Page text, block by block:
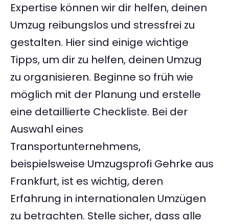
Expertise können wir dir helfen, deinen
Umzug reibungslos und stressfrei zu
gestalten. Hier sind einige wichtige
Tipps, um dir zu helfen, deinen Umzug
zu organisieren. Beginne so früh wie
möglich mit der Planung und erstelle
eine detaillierte Checkliste. Bei der
Auswahl eines
Transportunternehmens,
beispielsweise Umzugsprofi Gehrke aus
Frankfurt, ist es wichtig, deren
Erfahrung in internationalen Umzügen
zu betrachten. Stelle sicher, dass alle